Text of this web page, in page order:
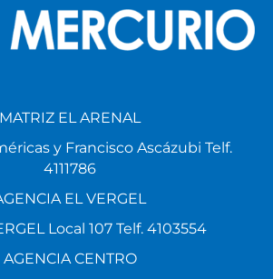
MATRIZ EL ARENAL
y Francisco Ascázubi Telf.
4111786
EL VERGEL
Local 107 Telf. 4103554
AGENCIA CENTRO